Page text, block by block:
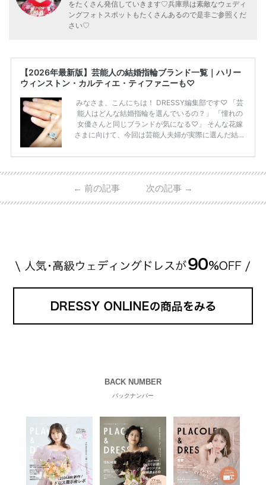
をたくさん発信していきます♡兵庫県は素敵なウェディ
ングフォトスポットもたくさんあるので是非ご参照くだ
さい♡
【2026年最新版】芸能人の結婚指輪ブランド一覧｜ハリー
ウィンストン・カルティエ・ティファニーも♡
みなさま、こんにちは！ DRESSY編集部です♡ 「芸
能人はどんな結婚指輪を選んでいるの？」 「憧れの
女優さんと同じブランドが気になる♡」 そんな花嫁
さまに向けて、今回は芸能人夫婦が実際に選んだ結婚
ーウィンストンやカルティエ、ティファニーなど世界
日本で人気のブランドまで幅広くご紹介。 さらに、
・愛用している芸能人夫婦 ・リングの特徴や魅力 ・
← 前の記事 次の記事 →
BACK NUMBER
バックナンバー